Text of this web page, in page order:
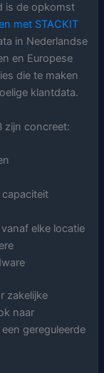
is de opkomst
met STACKIT
in Nederlandse
en Europese
die te maken
klantdata.
zijn concreet:
elke locatie
zakelijke
naar
gereguleerde